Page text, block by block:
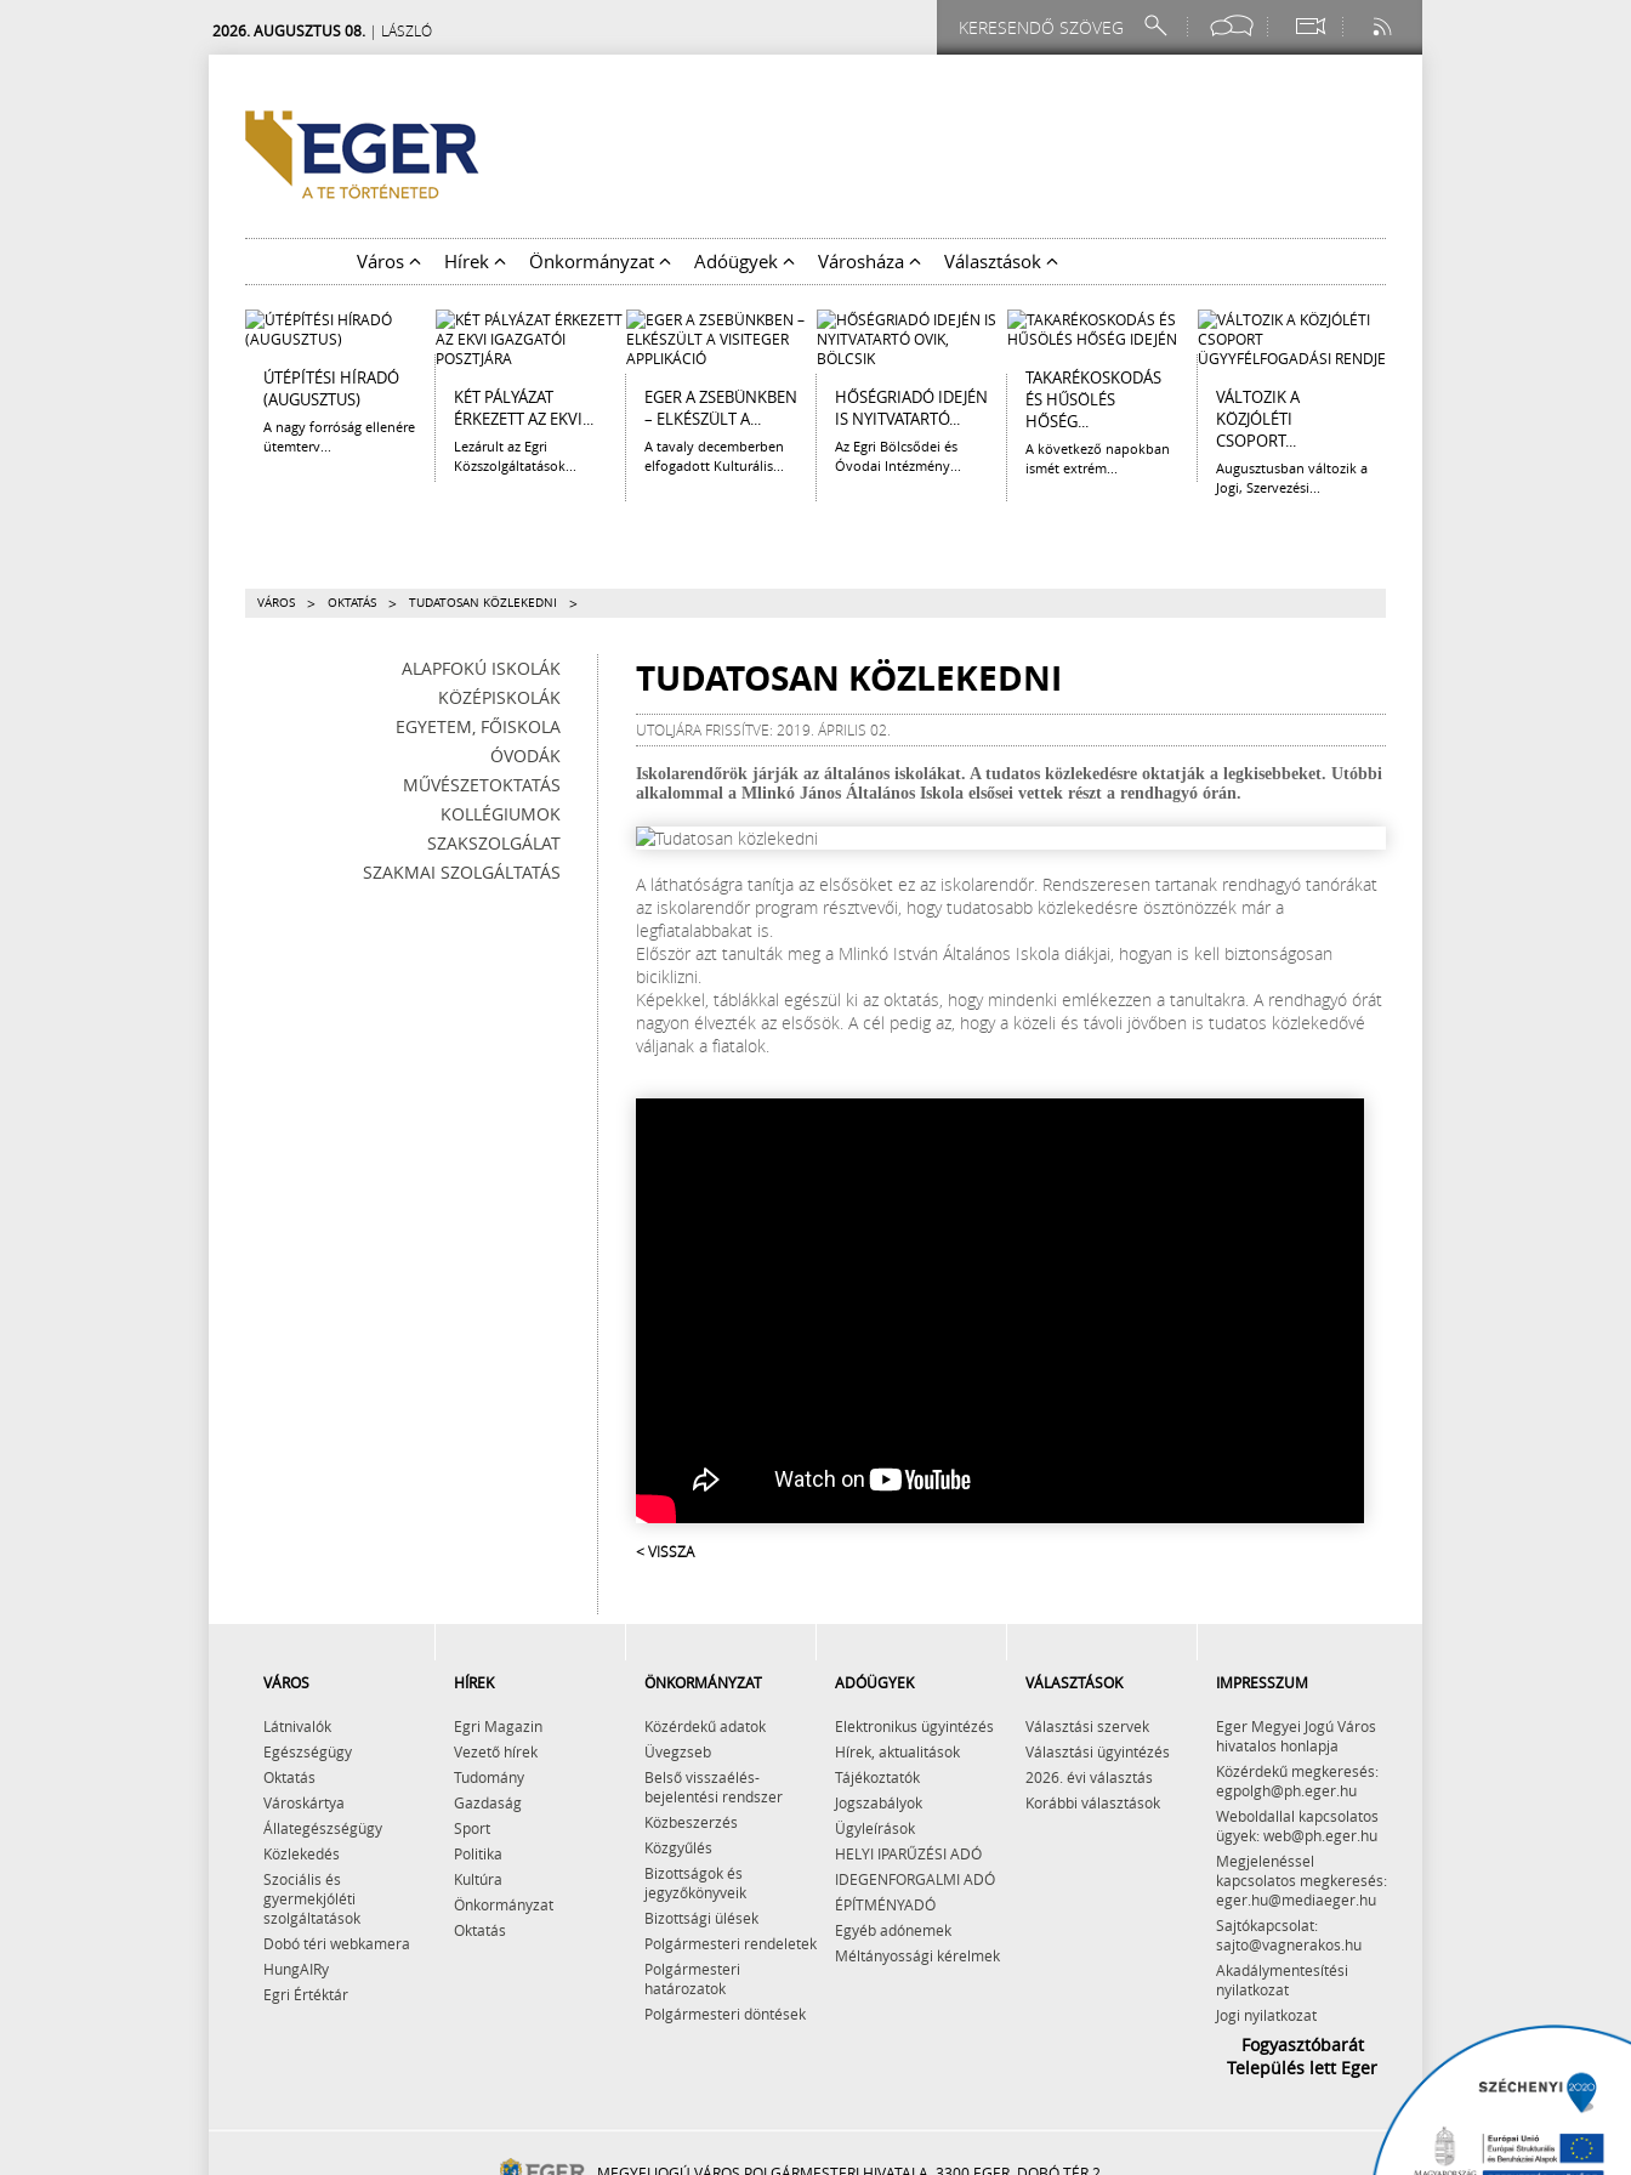
2026. AUGUSZTUS 08. | LÁSZLÓ
Város Hírek Önkormányzat Adóügyek Városháza Választások
ÚTÉPÍTÉSI HÍRADÓ
(AUGUSZTUS)
A nagy forróság ellenére
ütemterv...
KÉT PÁLYÁZAT
ÉRKEZETT AZ EKVI...
Lezárult az Egri
Közszolgáltatások...
EGER A ZSEBÜNKBEN
– ELKÉSZÜLT A...
A tavaly decemberben
elfogadott Kulturális...
HŐSÉGRIADÓ IDEJÉN
IS NYITVATARTÓ...
Az Egri Bölcsődei és
Óvodai Intézmény...
TAKARÉKOSKODÁS
ÉS HŰSÖLÉS
HŐSÉG...
A következő napokban
ismét extrém...
VÁLTOZIK A
KÖZJÓLÉTI
CSOPORT...
Augusztusban változik a
Jogi, Szervezési...
VÁROS > OKTATÁS > TUDATOSAN KÖZLEKEDNI >
ALAPFOKÚ ISKOLÁK
KÖZÉPISKOLÁK
EGYETEM, FŐISKOLA
ÓVODÁK
MŰVÉSZETOKTATÁS
KOLLÉGIUMOK
SZAKSZOLGÁLAT
SZAKMAI SZOLGÁLTATÁS
TUDATOSAN KÖZLEKEDNI
UTOLJÁRA FRISSÍTVE: 2019. ÁPRILIS 02.
Iskolarendőrök járják az általános iskolákat. A tudatos közlekedésre oktatják a legkisebbeket. Utóbbi
alkalommal a Mlinkó János Általános Iskola elsősei vettek részt a rendhagyó órán.
A láthatóságra tanítja az elsősöket ez az iskolarendőr. Rendszeresen tartanak rendhagyó tanórákat
az iskolarendőr program résztvevői, hogy tudatosabb közlekedésre ösztönözzék már a
legfiatalabbakat is.
Először azt tanulták meg a Mlinkó István Általános Iskola diákjai, hogyan is kell biztonságosan
biciklizni.
Képekkel, táblákkal egészül ki az oktatás, hogy mindenki emlékezzen a tanultakra. A rendhagyó órát
nagyon élvezték az elsősök. A cél pedig az, hogy a közeli és távoli jövőben is tudatos közlekedővé
váljanak a fiatalok.
< VISSZA
VÁROS
Látnivalók
Egészségügy
Oktatás
Városkártya
Állategészségügy
Közlekedés
Szociális és
gyermekjóléti
szolgáltatások
Dobó téri webkamera
HungAIRy
Egri Értéktár
HÍREK
Egri Magazin
Vezető hírek
Tudomány
Gazdaság
Sport
Politika
Kultúra
Önkormányzat
Oktatás
ÖNKORMÁNYZAT
Közérdekű adatok
Üvegzseb
Belső visszaélés-
bejelentési rendszer
Közbeszerzés
Közgyűlés
Bizottságok és
jegyzőkönyveik
Bizottsági ülések
Polgármesteri rendeletek
Polgármesteri
határozatok
Polgármesteri döntések
ADÓÜGYEK
Elektronikus ügyintézés
Hírek, aktualitások
Tájékoztatók
Jogszabályok
Ügyleírások
HELYI IPARŰZÉSI ADÓ
IDEGENFORGALMI ADÓ
ÉPÍTMÉNYADÓ
Egyéb adónemek
Méltányossági kérelmek
VÁLASZTÁSOK
Választási szervek
Választási ügyintézés
2026. évi választás
Korábbi választások
IMPRESSZUM
Eger Megyei Jogú Város
hivatalos honlapja
Közérdekű megkeresés:
egpolgh@ph.eger.hu
Weboldallal kapcsolatos
ügyek: web@ph.eger.hu
Megjelenéssel
kapcsolatos megkeresés:
eger.hu@mediaeger.hu
Sajtókapcsolat:
sajto@vagnerakos.hu
Akadálymentesítési
nyilatkozat
Jogi nyilatkozat
Fogyasztóbarát
Település lett Eger